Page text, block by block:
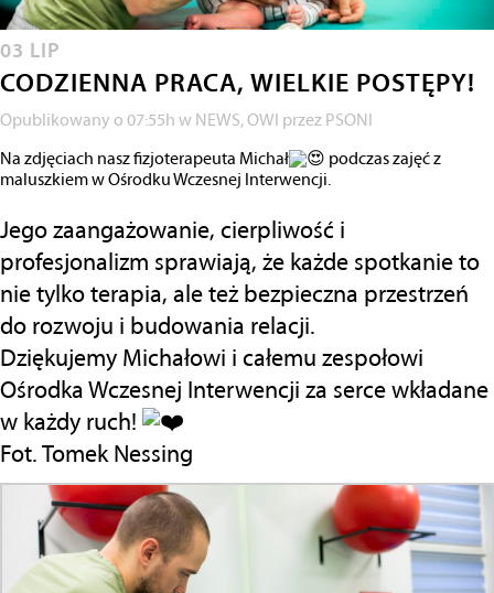
03 LIP
CODZIENNA PRACA, WIELKIE POSTĘPY!
Opublikowany o 07:55h w NEWS,OWI przez PSONI
Na zdjęciach nasz fizjoterapeuta Michał
podczas zajęć z
maluszkiem w Ośrodku Wczesnej Interwencji.
Jego zaangażowanie, cierpliwość i
profesjonalizm sprawiają, że każde spotkanie to
nie tylko terapia, ale też bezpieczna przestrzeń
do rozwoju i budowania relacji.
Dziękujemy Michałowi i całemu zespołowi
Ośrodka Wczesnej Interwencji za serce wkładane
w każdy ruch!
Fot. Tomek Nessing